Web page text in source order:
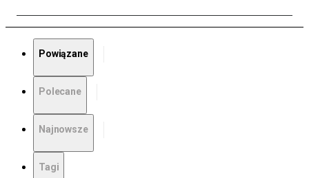
Powiązane
Polecane
Najnowsze
Tagi